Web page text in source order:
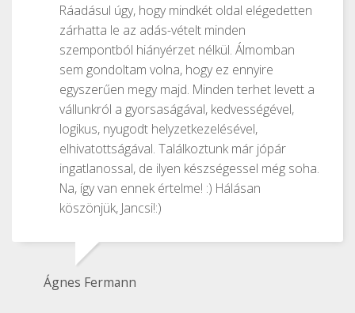
Ráadásul úgy, hogy mindkét oldal elégedetten
zárhatta le az adás-vételt minden
szempontból hiányérzet nélkül. Álmomban
sem gondoltam volna, hogy ez ennyire
egyszerűen megy majd. Minden terhet levett a
vállunkról a gyorsaságával, kedvességével,
logikus, nyugodt helyzetkezelésével,
elhivatottságával. Találkoztunk már jópár
ingatlanossal, de ilyen készségessel még soha.
Na, így van ennek értelme! :) Hálásan
köszönjük, Jancsi!:)
Ágnes Fermann